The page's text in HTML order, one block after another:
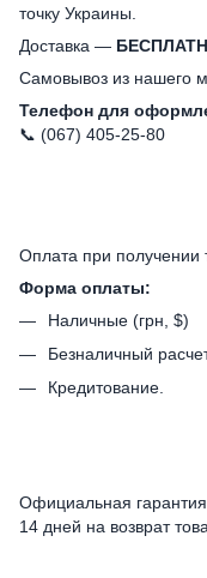
точку Украины.
Доставка —
Самовывоз из нашего
Телефон для
📞 (067) 405-25-80
Оплата при получении
Форма оплаты:
Наличные (грн, $)
Безналичный
Кредитование.
Официальная
14 дней на возврат